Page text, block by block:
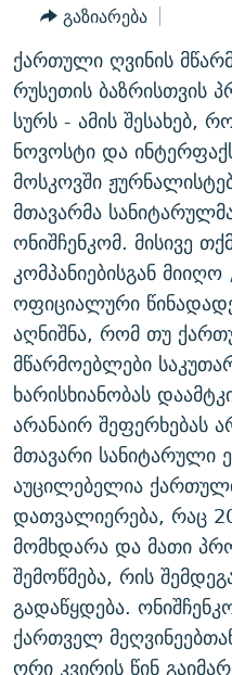
60 ᲓᲔᲪᲘᲑᲔᲚᲘ
ᲒᲐᲜᲙᲘᲗᲮᲕᲘᲡ ᲓᲦᲔ
ᲓᲘᲚᲘᲡ ᲡᲐᲣᲑᲠᲔᲑᲘ
ᲛᲝᲚᲐᲞᲐᲠᲐᲙᲔ ᲢᲔᲥᲡᲢᲔᲑᲘ
ᲨᲘᲜ - ᲣᲪᲮᲝᲔᲗᲨᲘ
ᲚᲘᲢᲔᲠᲐᲢᲣᲠᲣᲚᲘ
ᲐᲛᲔᲠᲘᲙᲣᲚᲘ ᲛᲝᲗᲮᲠᲝᲑᲐ
ᲘᲛᲞᲔᲠᲘᲐ ᲓᲐ ᲠᲐᲓᲘᲝ
ᲤᲔᲜᲝᲕᲐᲜᲘ - 2.10
ᲞᲠᲝᲔᲥᲢᲔᲑᲘ
ᲣᲙᲠᲐᲘᲜᲐᲨᲘ ᲓᲐᲦᲣᲞᲣᲚᲘ
ᲓᲐᲛᲝᲣᲙᲘᲓᲔᲑᲚᲝᲑᲘᲡ 100
ᲩᲔᲛᲘ ᲡᲘᲙᲕᲓᲘᲚᲘᲡ ᲛᲘᲖᲔᲖᲘᲐ
11 ᲬᲔᲚᲘ - 11 ᲐᲛᲑᲐᲕᲘ
ᲡᲐᲞᲐᲠᲚᲐᲛᲔᲜᲢᲝ
ᲑᲐᲕᲨᲕᲔᲑᲘ ᲞᲠᲝᲡᲢᲘᲢᲣᲪᲘᲐᲨᲘ
5 ᲐᲛᲑᲐᲕᲘ - 20 ᲘᲕᲜᲘᲡᲡ
ᲐᲒᲕᲘᲡᲢᲝᲡ ᲝᲛᲘ
ПРИВЕТ ᲙᲣᲚᲢᲣᲠᲐ
ЭХО КАВКАЗА
ᲒᲐᲛᲝᲘᲬᲔᲠᲔ
რთე/რთ-ის ყველა
გაზიარება
ქართული ღვინის
რუსეთის ბაზრისთვის
სურს - ამის შესახებ,
ნოვოსტი და
მოსკოვში
მთავარმა
ონიშჩენკომ. მისივე
კომპანიებისგან
ოფიციალური
აღნიშნა, რომ თუ
მწარმოებლები
ხარისხიანობას
არანაირ შეფერხებას
მთავარი სანიტარული
აუცილებელია
დათვალიერება, რაც
მომხდარა და მათი
შემოწმება, რის
გადაწყდება.
ქართველ
ორი კვირის წინ